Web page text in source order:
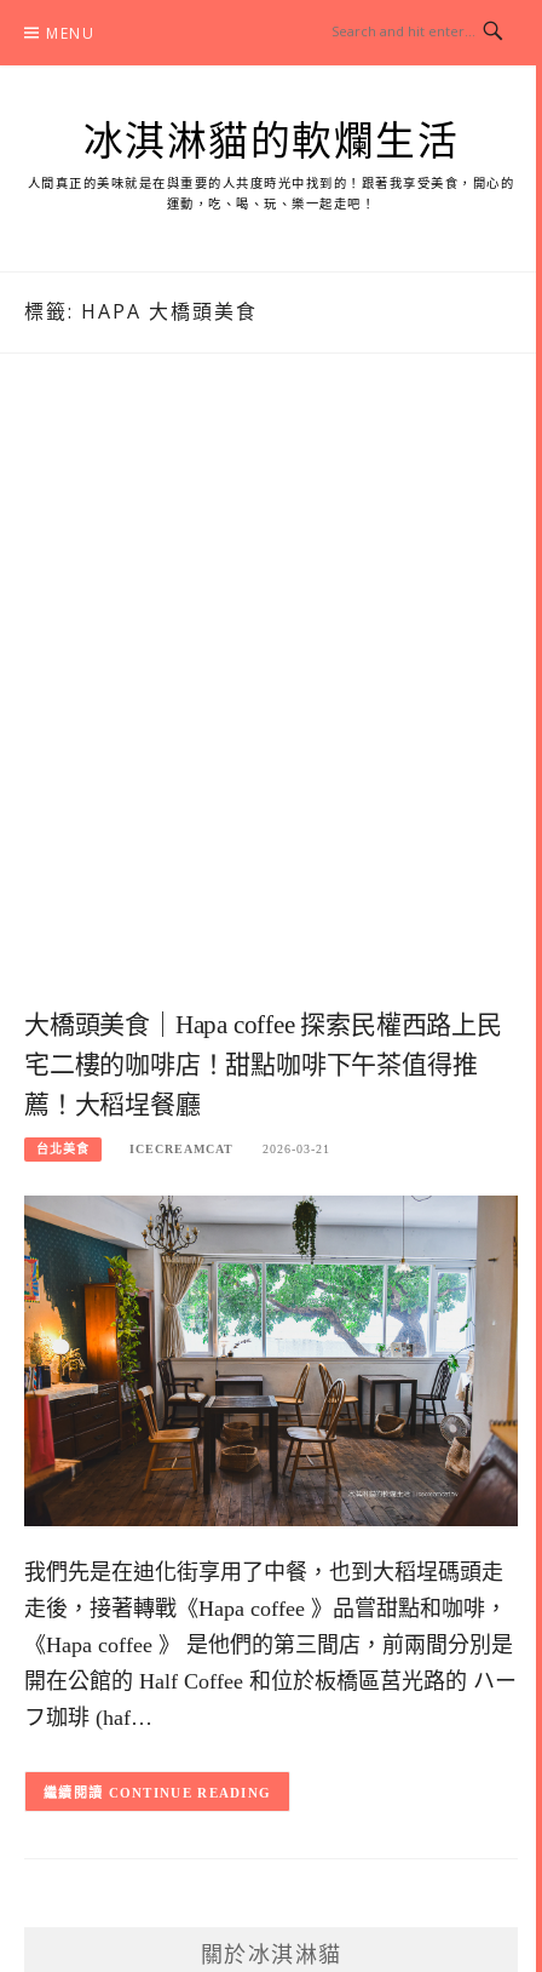
content
MENU
冰淇淋貓的軟爛生活
人間真正的美味就是在與重要的人共度時光中找到的！跟著我享受美食，開心的
運動，吃、喝、玩、樂一起走吧！
標籤: HAPA 大橋頭美食
大橋頭美食｜Hapa coffee 探索民權西路上民
宅二樓的咖啡店！甜點咖啡下午茶值得推
薦！大稻埕餐廳
台北美食 ICECREAMCAT 2026-03-21
我們先是在迪化街享用了中餐，也到大稻埕碼頭走
走後，接著轉戰《Hapa coffee 》品嘗甜點和咖啡，
《Hapa coffee 》 是他們的第三間店，前兩間分別是
開在公館的 Half Coffee 和位於板橋區莒光路的 ハー
フ珈琲 (haf…
CONTINUE READING
關於冰淇淋貓